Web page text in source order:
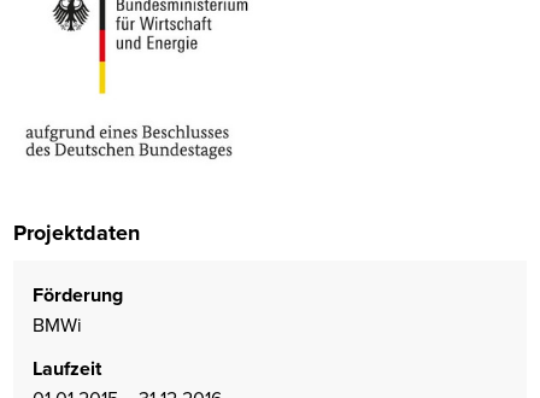
Projektdaten
Förderung
BMWi
Laufzeit